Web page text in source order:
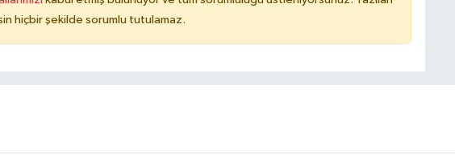
hiçbir şekilde sorumlu tutulamaz.